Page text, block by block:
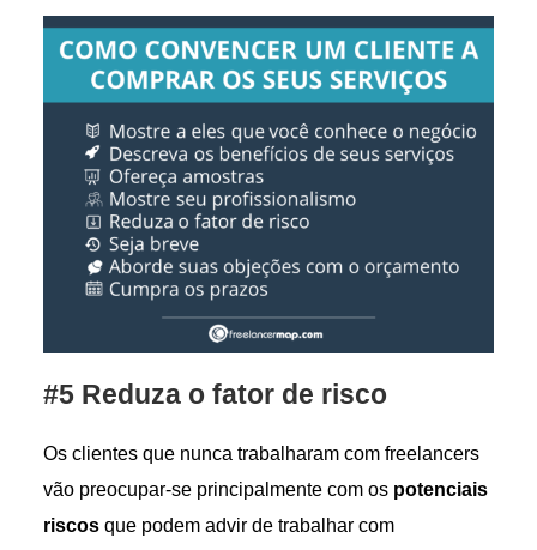
#5 Reduza o fator de risco
Os clientes que nunca trabalharam com freelancers
vão preocupar-se principalmente com os potenciais
riscosque podem advir de trabalhar com